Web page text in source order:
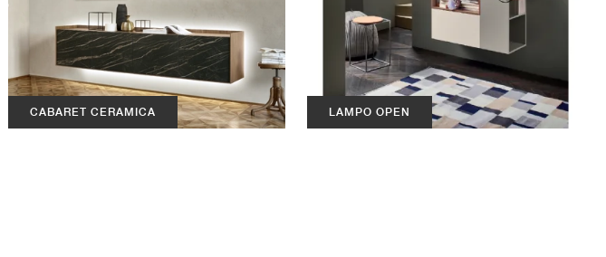
CABARET CERAMICA LAMPO OPEN